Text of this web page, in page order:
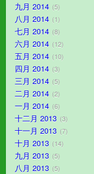
九月 2014 5
八月 2014 1
七月 2014 8
六月 2014 12
五月 2014 10
四月 2014 3
三月 2014 5
二月 2014 2
一月 2014 6
十二月 2013 3
十一月 2013 7
十月 2013 14
九月 2013 5
八月 2013 5